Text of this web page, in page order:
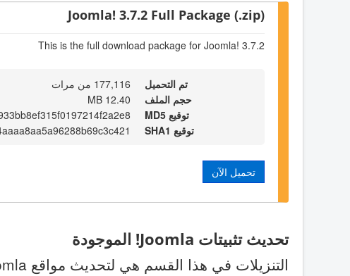
Joomla! 3.7.2 Full Package (.zip)
This is the full download package for Joomla! 3.7.2
تم التحميل
177,116 من مرات
حجم الملف
12.40 MB
توقيع MD5
توقيع SHA1
تحميل الآن
تحديث تثبيتات Joomla! الموجودة
التنزيلات في هذا القسم هي لتحديث مواقع Joomla! الموجودة. اختر الحزمة التي تناسب الاصدار الموجود لديك.